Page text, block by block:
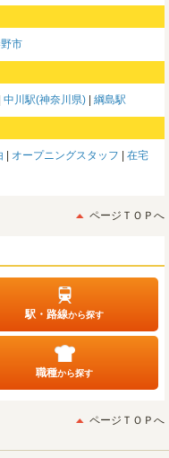
市
中川駅(神奈川県) 綱島駅
オープニングスタッフ
在宅
ページＴＯＰへ
駅・路線から探す
職種から探す
ページＴＯＰへ